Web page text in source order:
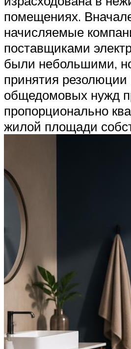
помещениях.
начисляемые
поставщиками
были небольшими,
принятия
общедомовых нужд
пропорционально
жилой площади